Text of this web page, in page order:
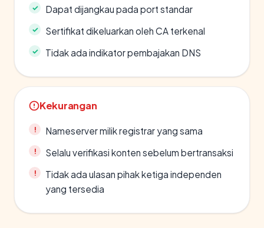
Dapat dijangkau pada port standar
Sertifikat dikeluarkan oleh CA terkenal
Tidak ada indikator pembajakan DNS
Kekurangan
Nameserver milik registrar yang sama
Selalu verifikasi konten sebelum bertransaksi
Tidak ada ulasan pihak ketiga independen
yang tersedia